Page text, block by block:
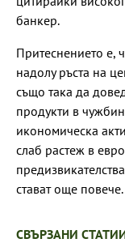
банкер.
Притеснението е,
надолу ръста на
също така да
продукти в
икономическа
слаб растеж в
стават още повече.
СВЪРЗАНИ